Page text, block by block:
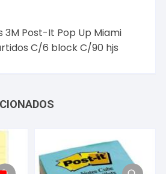
3M Post-It Pop Up Miami
C/6 block C/90 hjs